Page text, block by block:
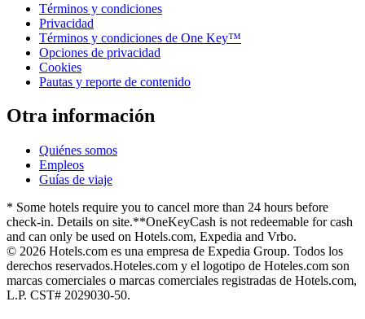
Términos y condiciones
Privacidad
Términos y condiciones de One Key™
Opciones de privacidad
Cookies
Pautas y reporte de contenido
Otra información
Quiénes somos
Empleos
Guías de viaje
* Some hotels require you to cancel more than 24 hours before
check-in. Details on site.**OneKeyCash is not redeemable for cash
and can only be used on Hotels.com, Expedia and Vrbo.
© 2026 Hotels.com es una empresa de Expedia Group. Todos los
derechos reservados.Hoteles.com y el logotipo de Hoteles.com son
marcas comerciales o marcas comerciales registradas de Hotels.com,
L.P. CST# 2029030-50.